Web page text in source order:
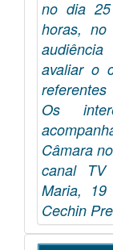
no dia
horas, no
avaliar o
Os
Câmara
canal TV
Maria,
Cechin